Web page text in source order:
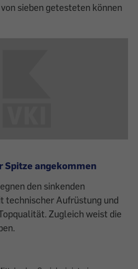
sieben getesteten können
Spitze angekommen
den sinkenden
tech­nischer Aufrüstung und
Zugleich weist die